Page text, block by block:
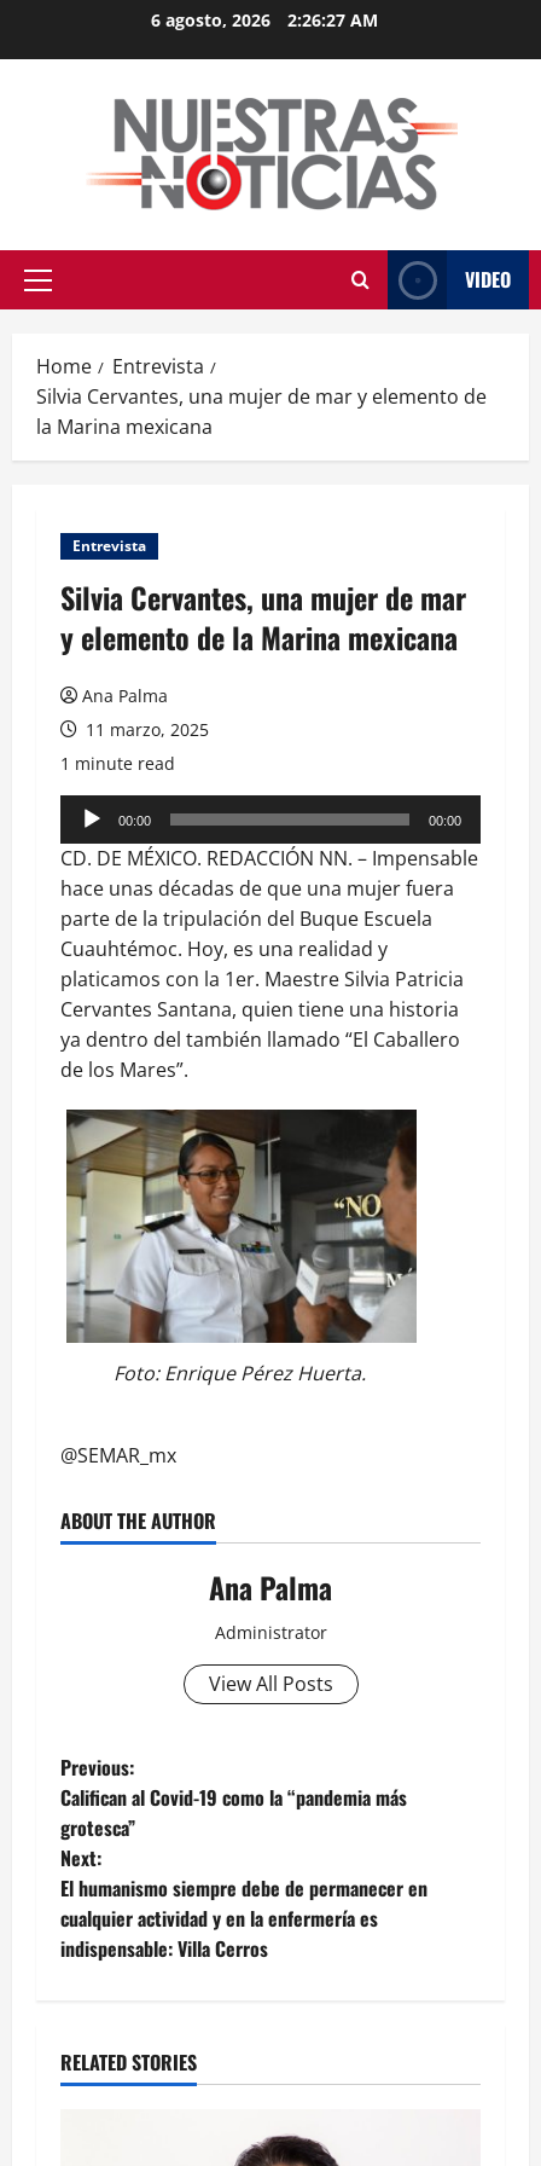
6 agosto, 2026 2:26:28 AM
Primary
VIDEO
Home
Entrevista
Silvia Cervantes, una mujer de mar y elemento de
la Marina mexicana
Entrevista
Silvia Cervantes, una mujer de mar
y elemento de la Marina mexicana
Ana Palma
11 marzo, 2025
1 minute read
Reproductor
de
audio
00:00 00:00
CD. DE MÉXICO. REDACCIÓN NN. – Impensable
hace unas décadas de que una mujer fuera
parte de la tripulación del Buque Escuela
Cuauhtémoc. Hoy, es una realidad y
platicamos con la 1er. Maestre Silvia Patricia
Cervantes Santana, quien tiene una historia
ya dentro del también llamado “El Caballero
de los Mares”.
Foto: Enrique Pérez Huerta.
@SEMAR_mx
ABOUT THE AUTHOR
Ana Palma
Administrator
View All Posts
Post
navigation
Previous:
Califican al Covid-19 como la “pandemia más
grotesca”
Next:
El humanismo siempre debe de permanecer en
cualquier actividad y en la enfermería es
indispensable: Villa Cerros
RELATED STORIES